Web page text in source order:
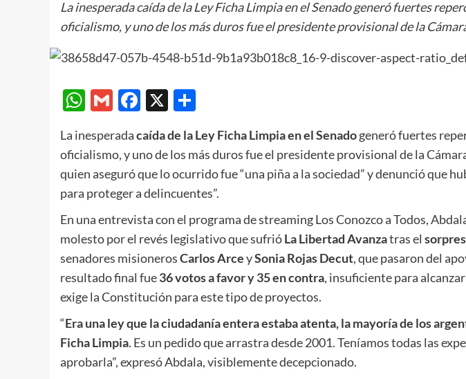
La inesperada caída de la Ley Ficha Limpia en el Senado generó fuertes
oficialismo, y uno de los más duros fue el presidente provisional de la
WhatsApp
GmailFacebook
X
La inesperadacaída de la Ley Ficha Limpia en el Senadogeneró fuertes
oficialismo, y uno de los más duros fue el presidente provisional de la
quien aseguró que lo ocurrido fue “una piña a la sociedad” y denunció que
para proteger a delincuentes”.
En una entrevista con el programa de streaming Los Conozco a Todos,
molesto por el revés legislativo que sufrióLa Libertad Avanzatras el
senadores misionerosCarlos ArceySonia Rojas Decut, que pasaron del
resultado final fue36 votos a favor y 35 en contra, insuficiente para
exige la Constitución para este tipo de proyectos.
“Era una ley que la ciudadanía entera estaba atenta, la mayoría de los
Ficha Limpia. Es un pedido que arrastra desde 2001. Teníamos todas las
aprobarla”, expresó Abdala, visiblemente decepcionado.